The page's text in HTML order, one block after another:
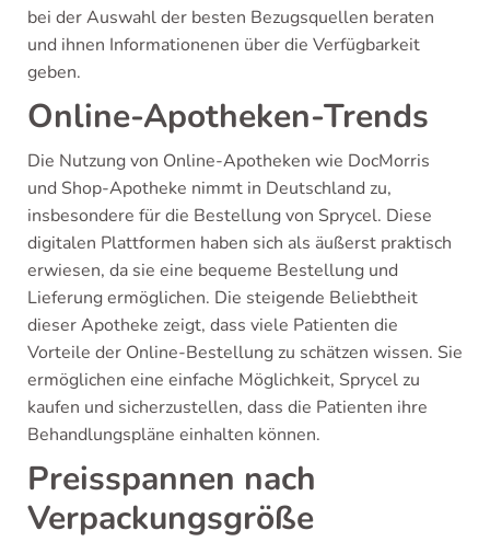
bei der Auswahl der besten Bezugsquellen beraten
und ihnen Informationenen über die Verfügbarkeit
geben.
Online-Apotheken-Trends
Die Nutzung von Online-Apotheken wie DocMorris
und Shop-Apotheke nimmt in Deutschland zu,
insbesondere für die Bestellung von Sprycel. Diese
digitalen Plattformen haben sich als äußerst praktisch
erwiesen, da sie eine bequeme Bestellung und
Lieferung ermöglichen. Die steigende Beliebtheit
dieser Apotheke zeigt, dass viele Patienten die
Vorteile der Online-Bestellung zu schätzen wissen. Sie
ermöglichen eine einfache Möglichkeit, Sprycel zu
kaufen und sicherzustellen, dass die Patienten ihre
Behandlungspläne einhalten können.
Preisspannen nach
Verpackungsgröße